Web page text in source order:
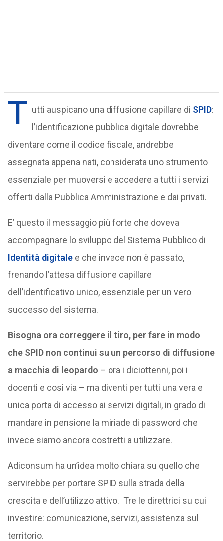
T utti auspicano una diffusione capillare di SPID:
l’identificazione pubblica digitale dovrebbe
diventare come il codice fiscale, andrebbe
assegnata appena nati, considerata uno strumento
essenziale per muoversi e accedere a tutti i servizi
offerti dalla Pubblica Amministrazione e dai privati.
E’ questo il messaggio più forte che doveva
accompagnare lo sviluppo del Sistema Pubblico di
Identità digitalee che invece non è passato,
frenando l’attesa diffusione capillare
dell’identificativo unico, essenziale per un vero
successo del sistema.
Bisogna ora correggere il tiro, per fare in modo
che SPID non continui su un percorso di diffusione
a macchia di leopardo – ora i diciottenni, poi i
docenti e così via – ma diventi per tutti una vera e
unica porta di accesso ai servizi digitali, in grado di
mandare in pensione la miriade di password che
invece siamo ancora costretti a utilizzare.
Adiconsum ha un’idea molto chiara su quello che
servirebbe per portare SPID sulla strada della
crescita e dell’utilizzo attivo. Tre le direttrici su cui
investire: comunicazione, servizi, assistenza sul
territorio.